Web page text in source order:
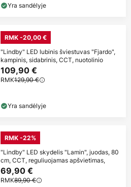
Yra sandėlyje
RMK -20,00 €
"Lindby" LED lubinis šviestuvas "Fjardo",
kampinis, sidabrinis, CCT, nuotolinio
109,90 €
RMK129,90 €
Yra sandėlyje
RMK -22%
"Lindby" LED skydelis "Lamin", juodas, 80
cm, CCT, reguliuojamas apšvietimas,
69,90 €
RMK89,90 €